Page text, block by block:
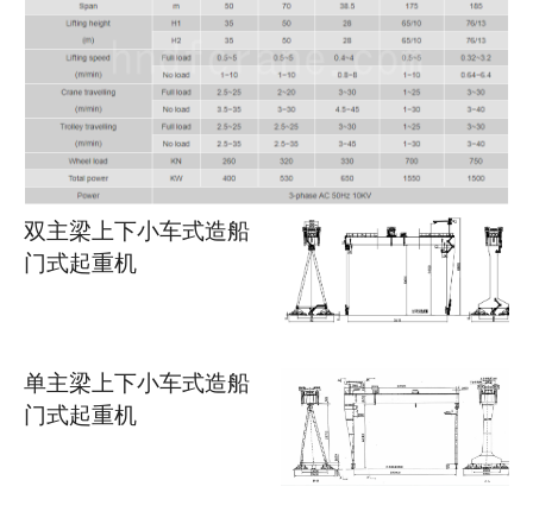
双主梁上下小车式造船
门式起重机
单主梁上下小车式造船
门式起重机